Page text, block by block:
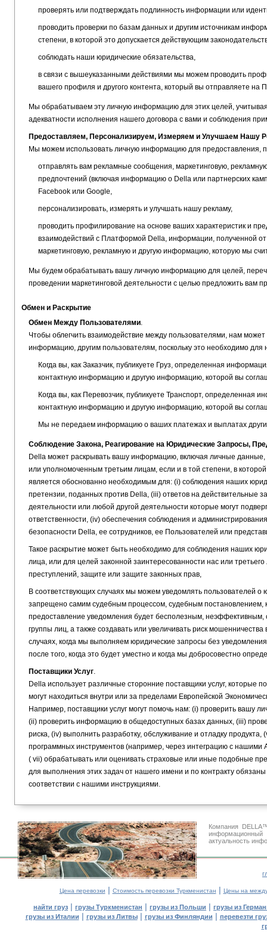
проверять или подтверждать подлинность информации или
проводить проверки по базам данных и другим источникам
степени, в которой это допускается действующим
соблюдать наши юридические обязательства,
в связи с вышеуказанными действиями мы можем проводить
вашего профиля и другого контента, который вы отправляете
Мы обрабатываем эту личную информацию для этих целей,
адекватности исполнения нашего договора с вами и соблюдения
Предоставляем, Персонализируем, Измеряем и Улучшаем Нашу
Мы можем использовать личную информацию для предоставления,
отправлять вам рекламные сообщения, маркетинговую,
предпочтений (включая информацию о Della или партнерских
Facebook или Google,
персонализировать, измерять и улучшать нашу рекламу,
проводить профилирование на основе ваших характеристик и
взаимодействий с Платформой Della, информации, полученной
маркетинговую, рекламную и другую информацию, которую мы
Мы будем обрабатывать вашу личную информацию для целей,
проведении маркетинговой деятельности с целью предложить вам
Обмен и Раскрытие
Обмен Между Пользователями.
Чтобы облегчить взаимодействие между пользователями, нам
информацию, другим пользователям, поскольку это необходимо
Когда вы, как Заказчик, публикуете Груз, определенная
контактную информацию и другую информацию, которой вы
Когда вы, как Перевозчик, публикуете Транспорт,
контактную информацию и другую информацию, которой вы
Мы не передаем информацию о ваших платежах и выплатах
Соблюдение Закона, Реагирование на Юридические Запросы,
Della может раскрывать вашу информацию, включая личные
или уполномоченным третьим лицам, если и в той степени, в
является обоснованно необходимым для: (i) соблюдения наших
претензии, поданных против Della, (iii) ответов на действительные
деятельности или любой другой деятельности которые могут
ответственности, (iv) обеспечения соблюдения и
безопасности Della, ее сотрудников, ее Пользователей или
Такое раскрытие может быть необходимо для соблюдения наших
лица, или для целей законной заинтересованности нас или
преступлений, защите или защите законных прав,
В соответствующих случаях мы можем уведомлять пользователей о
запрещено самим судебным процессом, судебным
предоставление уведомления будет бесполезным, неэффективным,
группы лиц, а также создавать или увеличивать риск
случаях, когда мы выполняем юридические запросы без
после того, когда это будет уместно и когда мы добросовестно
Поставщики Услуг.
Della использует различные сторонние поставщики услуг, которые
могут находиться внутри или за пределами Европейской
Например, поставщики услуг могут помочь нам: (i) проверить вашу
(ii) проверить информацию в общедоступных базах данных, (iii)
риска, (iv) выполнить разработку, обслуживание и отладку
программных инструментов (например, через интеграцию с нашими
( vii) обрабатывать или оценивать страховые или иные подобные
для выполнения этих задач от нашего имени и по контракту
соответствии с нашими инструкциями.
Компания
актуальность
Цена перевозки | Стоимость перевозки Туркменистан | Цены на
найти груз | грузы Туркменистан | грузы из Польши | грузы из
грузы из Италии | грузы из Литвы| грузы из Финляндии | перевезти